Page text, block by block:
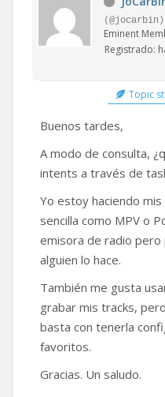
(@jocarbin)
Eminent
Registrado:
Topic
Buenos tardes,
A modo de consulta,
intents a través de
Yo estoy haciendo
sencilla como MPV o
emisora de radio pero
alguien lo hace.
También me gusta
grabar mis tracks,
basta con tenerla
favoritos.
Gracias. Un saludo.